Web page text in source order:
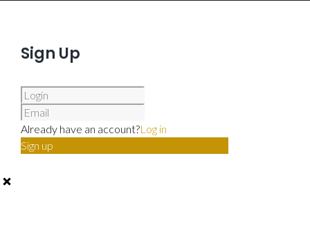
Sign Up
Already have an account?Log in
Sign up